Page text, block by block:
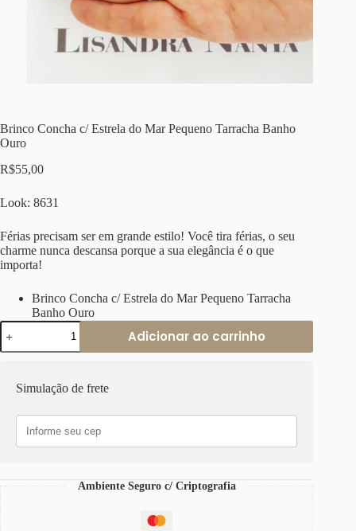
Brinco Concha c/ Estrela do Mar Pequeno Tarracha Banho
Ouro
R$55,00
Look: 8631
Férias precisam ser em grande estilo! Você tira férias, o seu
charme nunca descansa porque a sua elegância é o que
importa!
Brinco Concha c/ Estrela do Mar Pequeno Tarracha
Banho Ouro
Brinco
Concha
c/
Mar
Tarracha
Banho
Ouro
Adicionar ao carrinho
Simulação de frete
Ambiente Seguro c/ Criptografia